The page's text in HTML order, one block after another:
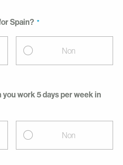
Spain?
Non
you work 5 days per week in
Non